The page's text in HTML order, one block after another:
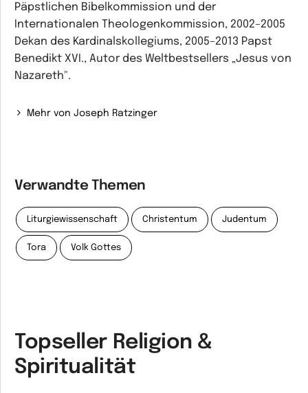
Päpstlichen Bibelkommission und der
Internationalen Theologenkommission, 2002–2005
Dekan des Kardinalskollegiums, 2005–2013 Papst
Benedikt XVI., Autor des Weltbestsellers „Jesus von
Nazareth".
Mehr von Joseph Ratzinger
Verwandte Themen
Liturgiewissenschaft Christentum Judentum
Tora Volk Gottes
Topseller Religion &
Spiritualität